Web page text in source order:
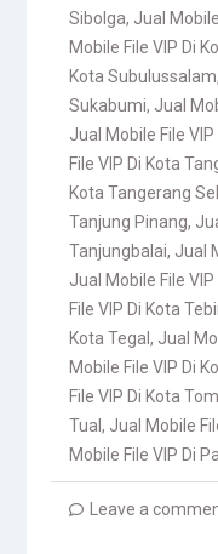
Sibolga, Jual
Mobile File VIP Di
Kota Subulussalam,
Sukabumi, Jual
Jual Mobile File
File VIP Di Kota
Kota Tangerang
Tanjung Pinang,
Tanjungbalai, Jual
Jual Mobile File
File VIP Di Kota
Kota Tegal , Jual
Mobile File VIP Di
File VIP Di Kota
Tual , Jual Mobile
Mobile File VIP Di
Leave a